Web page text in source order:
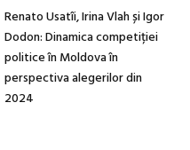
Renato Usatîi, Irina Vlah și Igor
Dodon: Dinamica competiției
politice în Moldova în
perspectiva alegerilor din
2024